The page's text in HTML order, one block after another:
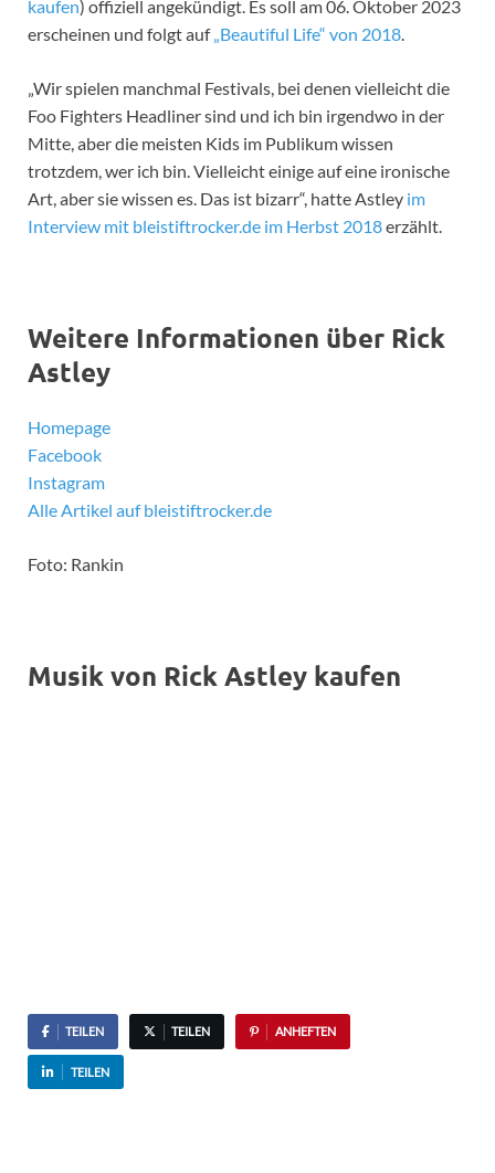
kaufen) offiziell angekündigt. Es soll am 06. Oktober 2023
erscheinen und folgt auf„Beautiful Life“ von 2018.
„Wir spielen manchmal Festivals, bei denen vielleicht die
Foo Fighters Headliner sind und ich bin irgendwo in der
Mitte, aber die meisten Kids im Publikum wissen
trotzdem, wer ich bin. Vielleicht einige auf eine ironische
Art, aber sie wissen es. Das ist bizarr“, hatte Astley im
Interview mit bleistiftrocker.de im Herbst 2018erzählt.
Weitere Informationen über Rick
Astley
Homepage
Facebook
Instagram
Alle Artikel auf bleistiftrocker.de
Foto: Rankin
Musik von Rick Astley kaufen
TEILEN TEILEN ANHEFTEN
TEILEN